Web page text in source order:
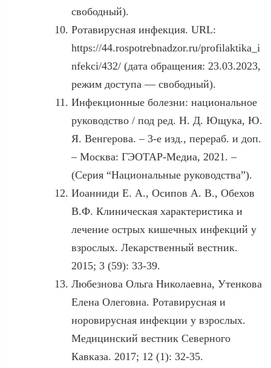
свободный).
Ротавирусная инфекция. URL:
https://44.rospotrebnadzor.ru/profilaktika_i
nfekci/432/ (дата обращения: 23.03.2023,
режим доступа — свободный).
Инфекционные болезни: национальное
руководство / под ред. Н. Д. Ющука, Ю.
Я. Венгерова. – 3-е изд., перераб. и доп.
– Москва: ГЭОТАР-Медиа, 2021. –
(Серия “Национальные руководства”).
Иоанниди Е. А., Осипов А. В., Обехов
В.Ф. Клиническая характеристика и
лечение острых кишечных инфекций у
взрослых. Лекарственный вестник.
2015; 3 (59): 33-39.
Любезнова Ольга Николаевна, Утенкова
Елена Олеговна. Ротавирусная и
норовирусная инфекции у взрослых.
Медицинский вестник Северного
Кавказа. 2017; 12 (1): 32-35.